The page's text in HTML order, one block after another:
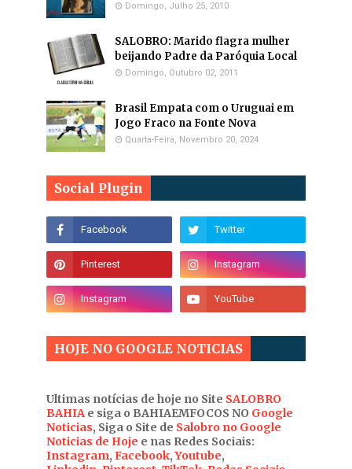
Domingo, Julho 25, 2010
SALOBRO: Marido flagra mulher
beijando Padre da Paróquia Local
Domingo, Outubro 02, 2011
Brasil Empata com o Uruguai em
Jogo Fraco na Fonte Nova
Quarta-Feira, Novembro 20, 2024
Social Plugin
HOJE NO GOOGLE NOTICIAS
Ultimas notícias de hoje no Site SALOBRO
BAHIA e siga o BAHIAEMFOCOS NO Google
Noticias, Siga o Site de Salobro no Google
Noticias de Hoje e nas Redes Sociais:
Instagram, Facebook,Youtube,